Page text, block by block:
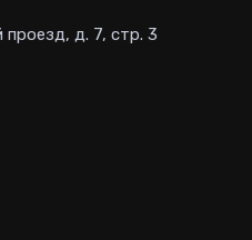
проезд, д. 7, стр. 3